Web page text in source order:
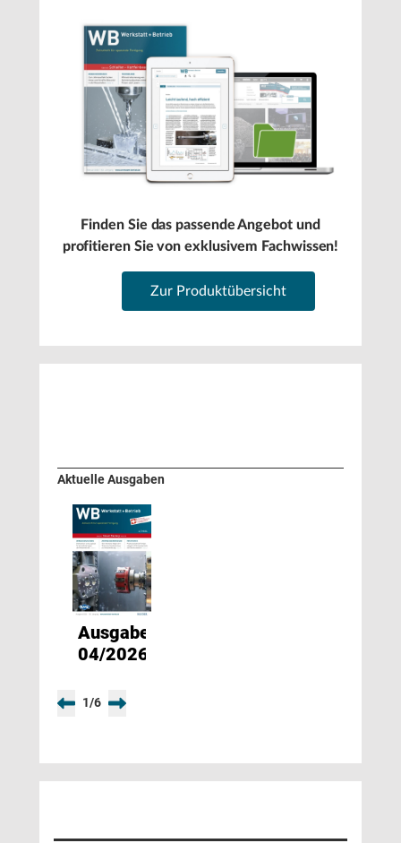
Finden Sie das passende Angebot und
profitieren Sie von exklusivem Fachwissen!
Zur Produktübersicht
Aktuelle Ausgaben
Ausgabe
04/2026
1/6